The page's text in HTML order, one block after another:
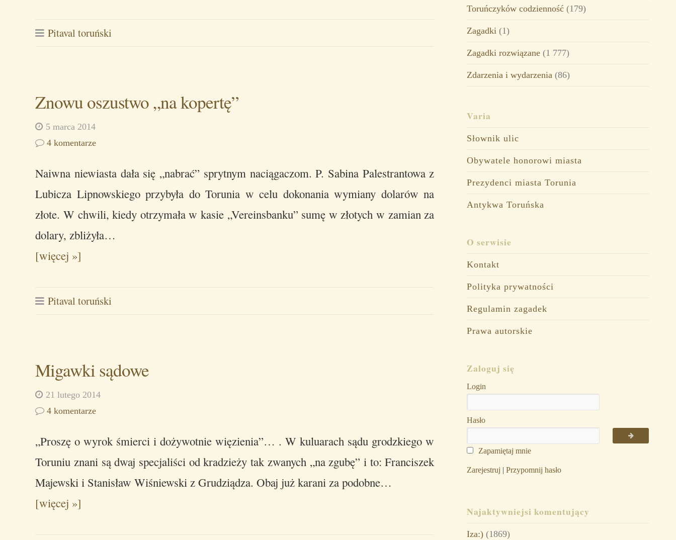
Pitaval toruński
Znowu oszustwo „na kopertę”
5 marca 2014
4 komentarze
Naiwna niewiasta dała się „nabrać” sprytnym naciągaczom. P. Sabina Palestrantowa z
Lubicza Lipnowskiego przybyła do Torunia w celu dokonania wymiany dolarów na
złote. W chwili, kiedy otrzymała w kasie „Vereinsbanku” sumę w złotych w zamian za
dolary, zbliżyła…
[więcej »]
Pitaval toruński
Migawki sądowe
21 lutego 2014
4 komentarze
„Proszę o wyrok śmierci i dożywotnie więzienia”… . W kuluarach sądu grodzkiego w
Toruniu znani są dwaj specjaliści od kradzieży tak zwanych „na zgubę” i to: Franciszek
Majewski i Stanisław Wiśniewski z Grudziądza. Obaj już karani za podobne…
[więcej »]
Toruńczyków codzienność(179)
Zagadki(1)
Zagadki rozwiązane(1 777)
Zdarzenia i wydarzenia(86)
Varia
Słownik ulic
Obywatele honorowi miasta
Prezydenci miasta Torunia
Antykwa Toruńska
O serwisie
Kontakt
Polityka prywatności
Regulamin zagadek
Prawa autorskie
Zaloguj się
Login
Hasło
Zapamiętaj mnie
Zarejestruj | Przypomnij hasło
Najaktywniejsi komentujący
Iza:)(1869)